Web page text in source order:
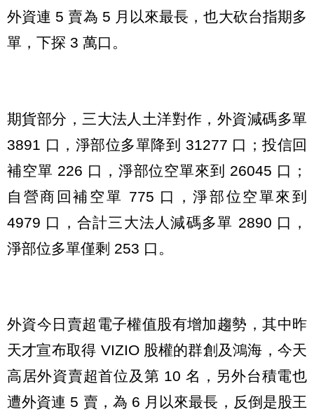
外資連 5 賣為 5 月以來最長，也大砍台指期多
單，下探 3 萬口。
期貨部分，三大法人土洋對作，外資減碼多單
3891 口，淨部位多單降到 31277 口；投信回
補空單 226 口，淨部位空單來到 26045 口；
自營商回補空單 775 口，淨部位空單來到
4979 口，合計三大法人減碼多單 2890 口，
淨部位多單僅剩 253 口。
外資今日賣超電子權值股有增加趨勢，其中昨
天才宣布取得 VIZIO 股權的群創及鴻海，今天
高居外資賣超首位及第 10 名，另外台積電也
遭外資連 5 賣，為 6 月以來最長，反倒是股王